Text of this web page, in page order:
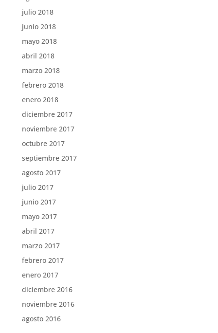
julio 2018
junio 2018
mayo 2018
abril 2018
marzo 2018
febrero 2018
enero 2018
diciembre 2017
noviembre 2017
octubre 2017
septiembre 2017
agosto 2017
julio 2017
junio 2017
mayo 2017
abril 2017
marzo 2017
febrero 2017
enero 2017
diciembre 2016
noviembre 2016
agosto 2016